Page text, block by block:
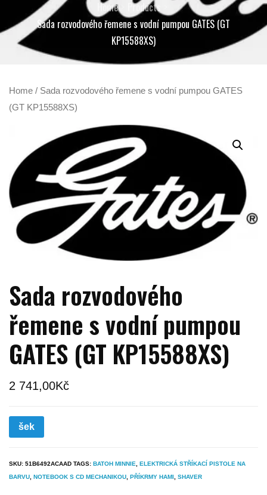
Home
Products
Sada rozvodového řemene s vodní pumpou GATES (GT
KP15588XS)
Home / Sada rozvodového řemene s vodní pumpou GATES
(GT KP15588XS)
Sada rozvodového
řemene s vodní pumpou
GATES (GT KP15588XS)
2 741,00Kč
šek
SKU: 51B6492ACAAD TAGS: BATOH MINNIE
ELEKTRICKÁ STŘÍKACÍ PISTOLE NA
BARVU NOTEBOOK S CD MECHANIKOU PŘÍKRMY HAMI SHAVER